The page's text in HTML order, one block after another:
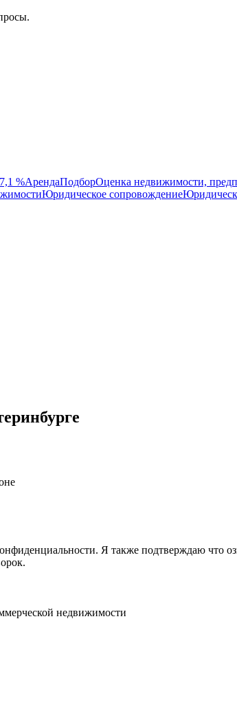
%АрендаПодборОценка недвижимости,
Юридическое сопровождение
Я также подтверждаю что
недвижимости